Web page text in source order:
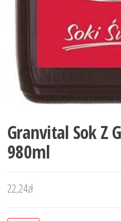
Granvital Sok Z
980ml
22,24zł